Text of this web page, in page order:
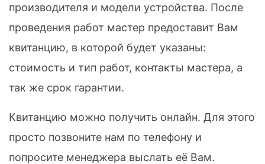
производителя и модели устройства. После
проведения работ мастер предоставит Вам
квитанцию, в которой будет указаны:
стоимость и тип работ, контакты мастера, а
так же срок гарантии.
Квитанцию можно получить онлайн. Для этого
просто позвоните нам по телефону и
попросите менеджера выслать её Вам.